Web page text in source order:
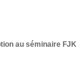
au séminaire